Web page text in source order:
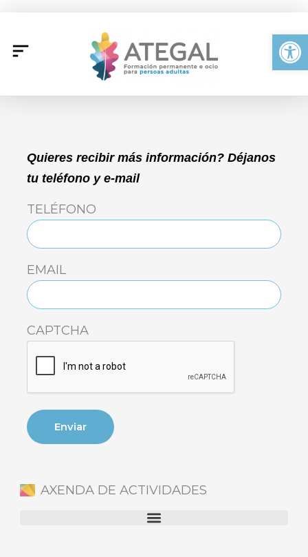
contenido
Quieres recibir más información? Déjanos
tu teléfono y e-mail
TELÉFONO
EMAIL
CAPTCHA
AXENDA DE ACTIVIDADES